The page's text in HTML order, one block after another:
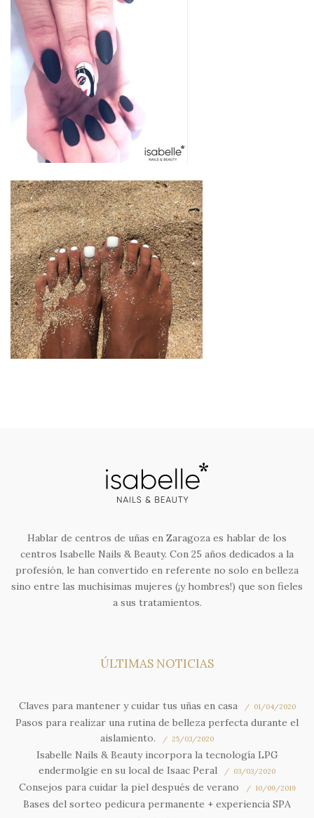
Hablar de centros de uñas en Zaragoza es hablar de los
centros Isabelle Nails & Beauty. Con 25 años dedicados a la
profesión, le han convertido en referente no solo en belleza
sino entre las muchísimas mujeres (¡y hombres!) que son fieles
a sus tratamientos.
ÚLTIMAS NOTICIAS
Claves para mantener y cuidar tus uñas en casa 01/04/2020
Pasos para realizar una rutina de belleza perfecta durante el
aislamiento.
25/03/2020
Isabelle Nails & Beauty incorpora la tecnología LPG
endermolgie en su local de Isaac Peral
03/03/2020
Consejos para cuidar la piel después de verano 10/09/2019
Bases del sorteo pedicura permanente + experiencia SPA